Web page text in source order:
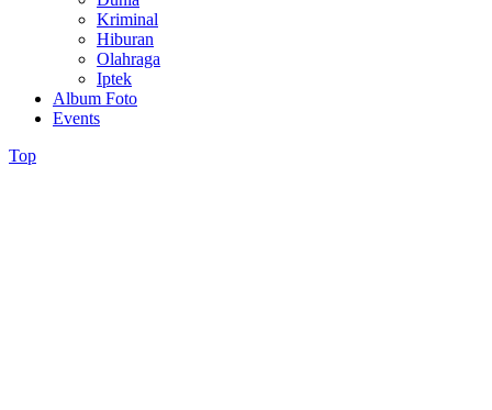
Kriminal
Hiburan
Olahraga
Iptek
Album Foto
Events
Top